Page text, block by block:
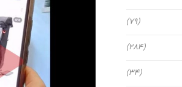
(79)
(284)
(34)